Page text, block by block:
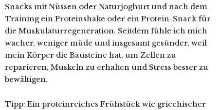
Snacks mit Nüssen oder Naturjoghurt und nach dem
Training ein Proteinshake oder ein Protein-Snack für
die Muskulaturregeneration. Seitdem fühle ich mich
wacher, weniger müde und insgesamt gesünder, weil
mein Körper die Bausteine hat, um Zellen zu
reparieren, Muskeln zu erhalten und Stress besser zu
bewältigen.
Tipp: Ein proteinreiches Frühstück wie griechischer